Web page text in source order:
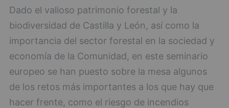
Dado el valioso patrimonio forestal y la
biodiversidad de Castilla y León, así como la
importancia del sector forestal en la sociedad y
economía de la Comunidad, en este seminario
europeo se han puesto sobre la mesa algunos
de los retos más importantes a los que hay que
hacer frente, como el riesgo de incendios